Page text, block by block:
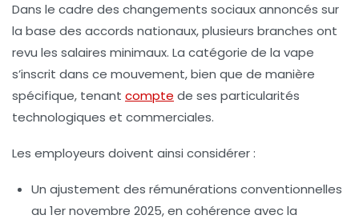
Dans le cadre des changements sociaux annoncés sur
la base des accords nationaux, plusieurs branches ont
revu les salaires minimaux. La catégorie de la vape
s’inscrit dans ce mouvement, bien que de manière
spécifique, tenant compte de ses particularités
technologiques et commerciales.
Les employeurs doivent ainsi considérer :
Un ajustement des rémunérations conventionnelles
au 1er novembre 2025, en cohérence avec la